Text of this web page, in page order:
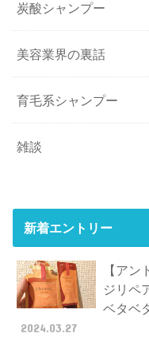
炭酸シャンプー
美容業界の裏話
育毛系シャンプー
雑談
新着エントリー
【ア
ジリペ
ベタベ
2024.03.27